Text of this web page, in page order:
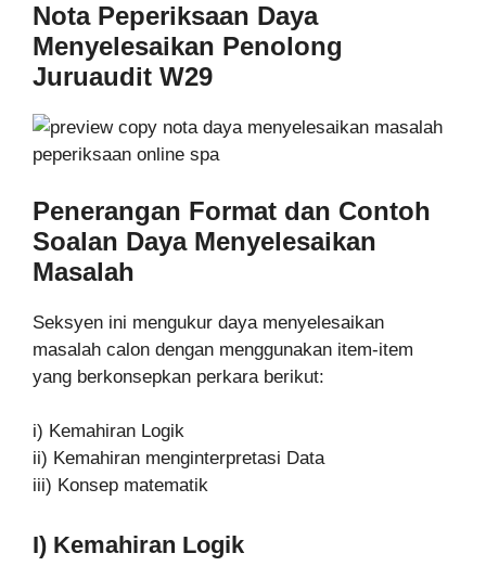
Nota Peperiksaan Daya
Menyelesaikan Penolong
Juruaudit W29
Penerangan Format dan Contoh
Soalan Daya Menyelesaikan
Masalah
Seksyen ini mengukur daya menyelesaikan
masalah calon dengan menggunakan item-item
yang berkonsepkan perkara berikut:
i) Kemahiran Logik
ii) Kemahiran menginterpretasi Data
iii) Konsep matematik
I) Kemahiran Logik